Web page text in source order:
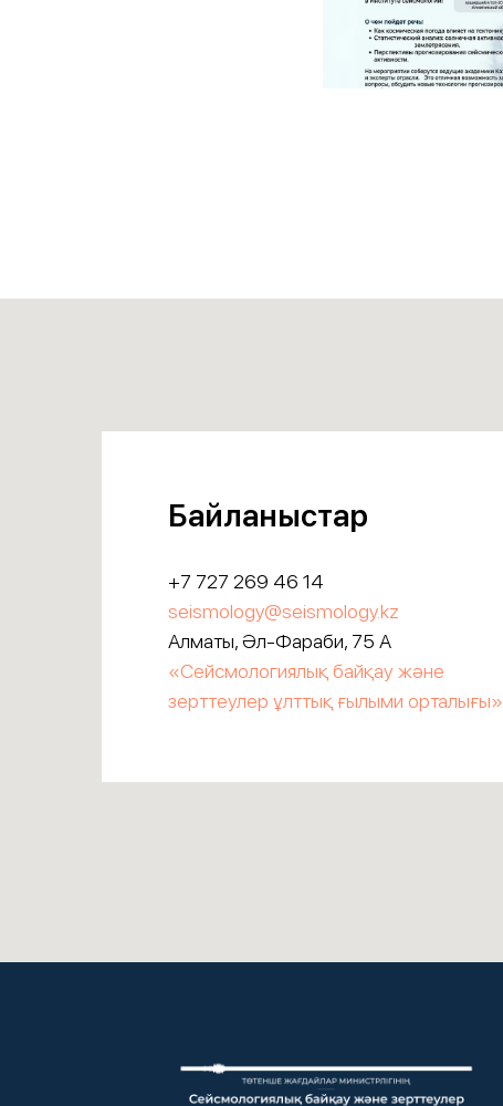
Байланыстар
+7 727 269 46 14
seismology@seismology.kz
Алматы, Әл-Фараби, 75 А
«Сейсмологиялық байқау және
зерттеулер ұлттық ғылыми орталығы»